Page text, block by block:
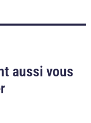
aussi vous